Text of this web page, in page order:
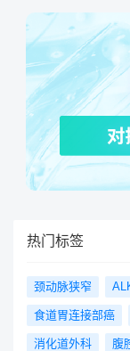
热门标签
颈动脉狭窄
食道胃连接部癌
消化道外科 腹